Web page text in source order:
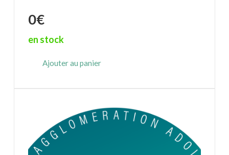
0€
en stock
Ajouter au panier